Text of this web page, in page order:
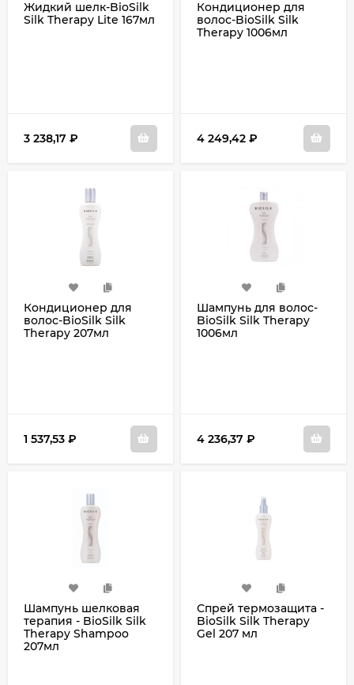
Жидкий шелк-BioSilk
Silk Therapy Lite 167мл
3 238,17 ₽
Кондиционер для
волос-BioSilk Silk
Therapy 1006мл
4 249,42 ₽
Кондиционер для
волос-BioSilk Silk
Therapy 207мл
1 537,53 ₽
Шампунь для волос-
BioSilk Silk Therapy
1006мл
4 236,37 ₽
Шампунь шелковая
терапия - BioSilk Silk
Therapy Shampoo
207мл
Спрей термозащита -
BioSilk Silk Therapy
Gel 207 мл